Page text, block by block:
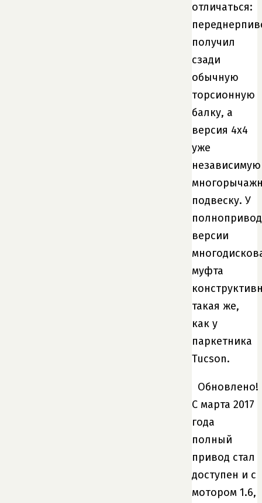
отличаться:
получил
сзади
обычную
торсионную
балку, а
версия 4х4
уже
независимую
подвеску. У
версии
муфта
такая же,
как у
паркетника
Tucson.
Обновлено!
С марта 2017
года
полный
привод стал
доступен и с
мотором 1.6,